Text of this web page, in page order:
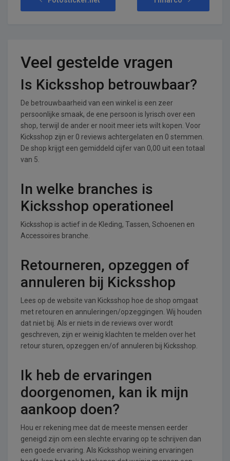
Veel gestelde vragen
Is Kicksshop betrouwbaar?
De betrouwbaarheid van een winkel is een zeer
persoonlijke smaak, de ene persoon is lyrisch over een
shop, terwijl de ander er nooit meer iets wilt kopen. Voor
Kicksshop zijn er 0 reviews achtergelaten en 0 stemmen.
De shop krijgt een gemiddeld cijfer van 0,00 uit een totaal
van 5.
In welke branches is
Kicksshop operationeel
Kicksshop is actief in de Kleding, Tassen, Schoenen en
Accessoires branche.
Retourneren, opzeggen of
annuleren bij Kicksshop
Lees op de website van Kicksshop hoe de shop omgaat
met retouren en annuleringen/opzeggingen. Wij houden
dat niet bij. Als er niets in de reviews over wordt
geschreven, zijn er weinig klachten te melden over het
retour sturen, opzeggen en/of annuleren bij Kicksshop.
Ik heb de ervaringen
doorgenomen, kan ik mijn
aankoop doen?
Hou er rekening mee dat de meeste mensen eerder
geneigd zijn om een slechte ervaring op te schrijven dan
een goede ervaring. Als Kicksshop weining ervaringen